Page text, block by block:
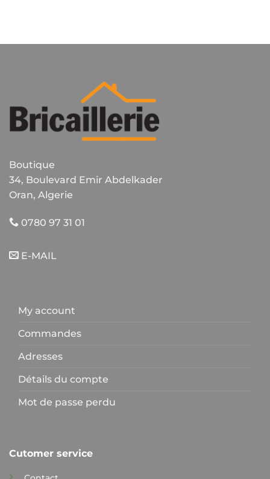
Boutique
34, Boulevard Emir Abdelkader
Oran, Algerie
0780 97 31 01
E-MAIL
My account
Commandes
Adresses
Détails du compte
Mot de passe perdu
Cutomer service